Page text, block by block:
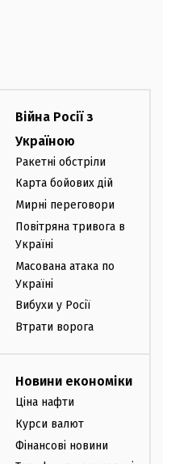
Війна Росії з
Україною
Ракетні обстріли
Карта бойових дій
Мирні переговори
Повітряна тривога в
Україні
Масована атака по
Україні
Вибухи у Росії
Втрати ворога
Новини економіки
Ціна нафти
Курси валют
Фінансові новини